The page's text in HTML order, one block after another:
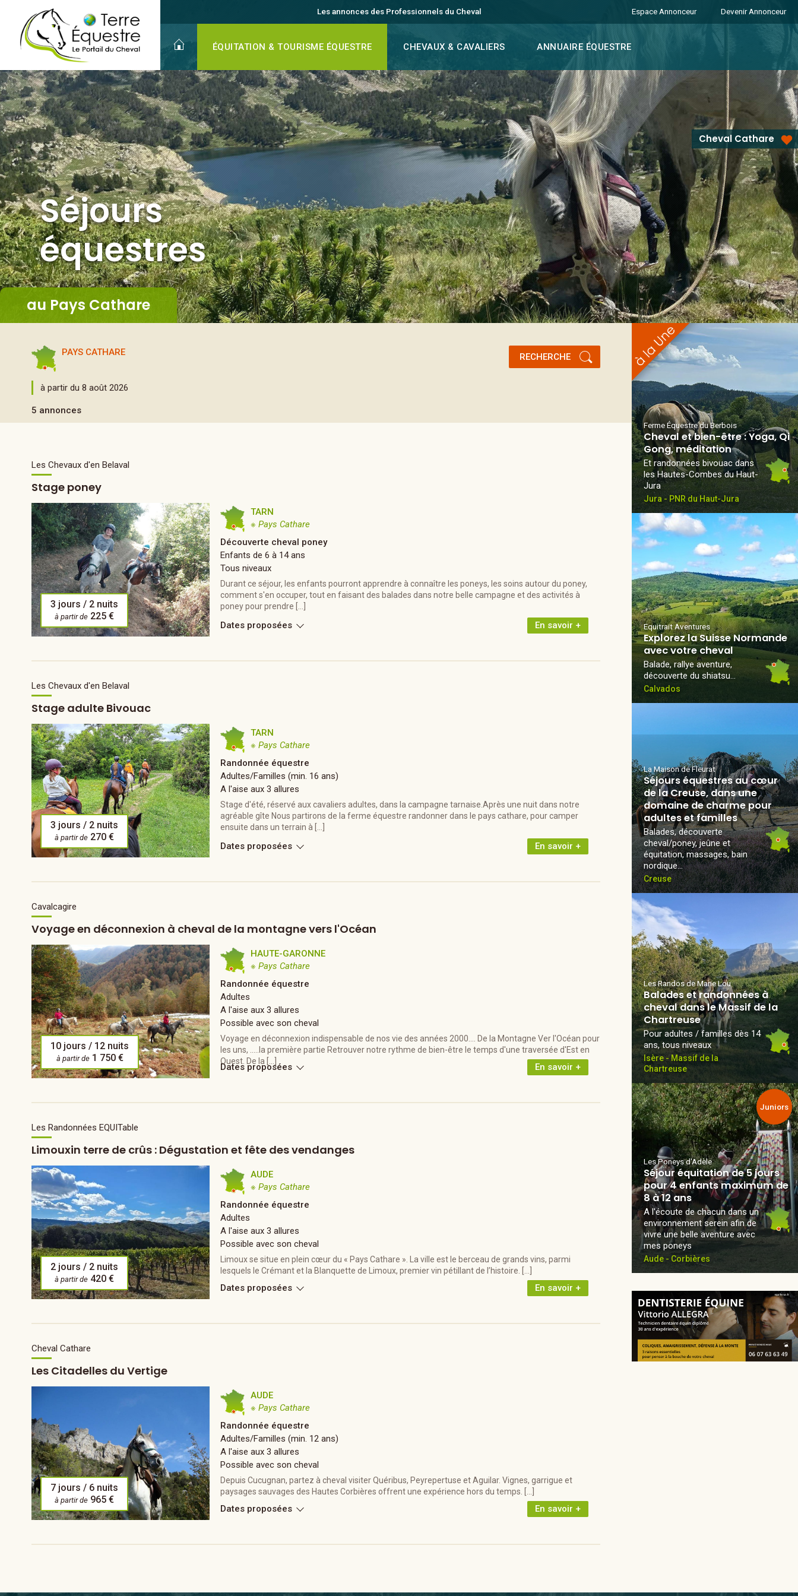
équestres Les annonces des Professionnels du Cheval
ÉQUITATION & TOURISME ÉQUESTRE CHEVAUX & CAVALIERS ANNUAIRE ÉQUESTRE
Espace Annonceur Devenir Annonceur
Séjours
équestres
au Pays Cathare
Cheval Cathare
RECHERCHE
PAYS CATHARE
à partir du 8 août 2026
5 annonces
Les Chevaux d'en Belaval
Stage poney
3 jours / 2 nuits
à partir de 225 €
TARN
※ Pays Cathare
Découverte cheval poney
Enfants de 6 à 14 ans
Tous niveaux
Durant ce séjour, les enfants pourront apprendre à connaître les poneys, les soins autour du poney,
comment s'en occuper, tout en faisant des balades dans notre belle campagne et des activités à
poney pour prendre […]
En savoir +
Dates proposées
Les Chevaux d'en Belaval
Stage adulte Bivouac
3 jours / 2 nuits
à partir de 270 €
TARN
※ Pays Cathare
Randonnée équestre
Adultes/Familles (min. 16 ans)
A l'aise aux 3 allures
Stage d'été, réservé aux cavaliers adultes, dans la campagne tarnaise.Après une nuit dans notre
agréable gîte Nous partirons de la ferme équestre randonner dans le pays cathare, pour camper
ensuite dans un terrain à […]
En savoir +
Dates proposées
Cavalcagire
Voyage en déconnexion à cheval de la montagne vers l'Océan
10 jours / 12 nuits
à partir de 1 750 €
HAUTE-GARONNE
※ Pays Cathare
Randonnée équestre
Adultes
A l'aise aux 3 allures
Possible avec son cheval
Voyage en déconnexion indispensable de nos vie des années 2000…. De la Montagne Ver l'Océan pour
les uns, …..la première partie Retrouver notre rythme de bien-être le temps d'une traversée d'Est en
Ouest. De la […]
En savoir +
Dates proposées
Les Randonnées EQUITable
Limouxin terre de crûs : Dégustation et fête des vendanges
2 jours / 2 nuits
à partir de 420 €
AUDE
※ Pays Cathare
Randonnée équestre
Adultes
A l'aise aux 3 allures
Possible avec son cheval
Limoux se situe en plein cœur du « Pays Cathare ». La ville est le berceau de grands vins, parmi
lesquels le Crémant et la Blanquette de Limoux, premier vin pétillant de l’histoire. […]
En savoir +
Dates proposées
Cheval Cathare
Les Citadelles du Vertige
7 jours / 6 nuits
à partir de 965 €
AUDE
※ Pays Cathare
Randonnée équestre
Adultes/Familles (min. 12 ans)
A l'aise aux 3 allures
Possible avec son cheval
Depuis Cucugnan, partez à cheval visiter Quéribus, Peyrepertuse et Aguilar. Vignes, garrigue et
paysages sauvages des Hautes Corbières offrent une expérience hors du temps. […]
En savoir +
Dates proposées
Ferme Équestre du Berbois
Cheval et bien-être : Yoga, Qi
Gong, méditation
Et randonnées bivouac dans
les Hautes-Combes du Haut-
Jura
Jura - PNR du Haut-Jura
Equitrait Aventures
Explorez la Suisse Normande
avec votre cheval
Balade, rallye aventure,
découverte du shiatsu…
Calvados
La Maison de Fleurat
Séjours équestres au cœur
de la Creuse, dans une
domaine de charme pour
adultes et familles
Balades, découverte
cheval/poney, jeûne et
équitation, massages, bain
nordique...
Creuse
Les Randos de Marie Lou
Balades et randonnées à
cheval dans le Massif de la
Chartreuse
Pour adultes / familles dès 14
ans, tous niveaux
Isère - Massif de la
Chartreuse
Juniors
Les Poneys d'Adèle
Séjour équitation de 5 jours
pour 4 enfants maximum de
8 à 12 ans
A l'écoute de chacun dans un
environnement serein afin de
vivre une belle aventure avec
mes poneys
Aude - Corbières